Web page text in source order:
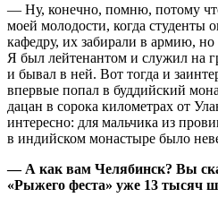
— Ну, конечно, помню, потому
моей молодости, когда студенты
кафедру, их забирали в армию,
Я был лейтенантом и служил на
и бывал в ней. Вот тогда и
впервые попал в буддийский
дацан в сорока километрах от
интересно: для мальчика из
в индийском монастыре было
— А как вам Челябинск? Вы
«Рыжего феста» уже 13 тысяч